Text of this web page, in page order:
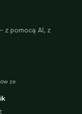
z pomocą AI, z
ze